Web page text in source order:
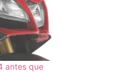
antes que